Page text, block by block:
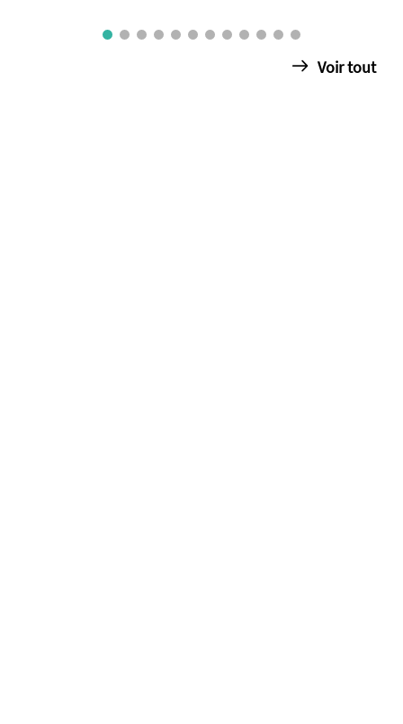
Voir tout